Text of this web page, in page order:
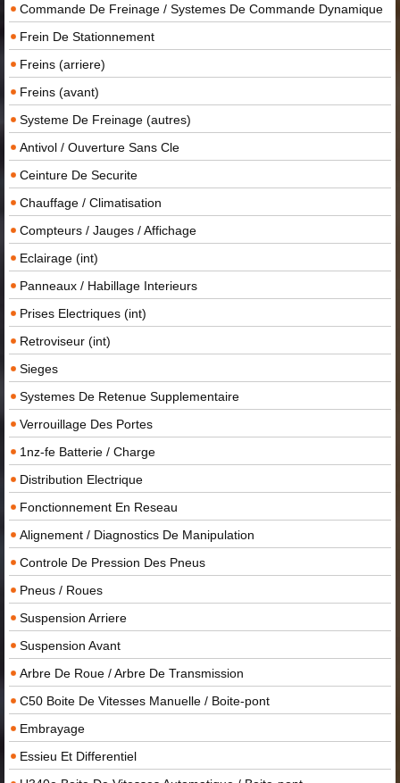
Commande De Freinage / Systemes De Commande Dynamique
Frein De Stationnement
Freins (arriere)
Freins (avant)
Systeme De Freinage (autres)
Antivol / Ouverture Sans Cle
Ceinture De Securite
Chauffage / Climatisation
Compteurs / Jauges / Affichage
Eclairage (int)
Panneaux / Habillage Interieurs
Prises Electriques (int)
Retroviseur (int)
Sieges
Systemes De Retenue Supplementaire
Verrouillage Des Portes
1nz-fe Batterie / Charge
Distribution Electrique
Fonctionnement En Reseau
Alignement / Diagnostics De Manipulation
Controle De Pression Des Pneus
Pneus / Roues
Suspension Arriere
Suspension Avant
Arbre De Roue / Arbre De Transmission
C50 Boite De Vitesses Manuelle / Boite-pont
Embrayage
Essieu Et Differentiel